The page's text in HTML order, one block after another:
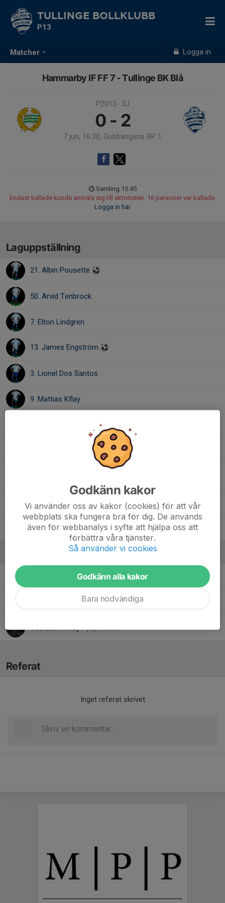
Matcher Logga in
TULLINGE BOLLKLUBB
P13
Hammarby IF FF 7 - Tullinge BK Blå
P2013- 3J
0 - 2
7 jun, 16:30, Gubbängens BP 1
Samling 15:45
Endast kallade kunde anmäla sig till aktiviteten. 16 personer var kallade.
Logga in här
Laguppställning
21. Albin Pousette
50. Arvid Tenbrock
7. Elton Lindgren
13. James Engström
3. Lionel Dos Santos
9. Mattias Kflay
5. Othmän Oubakkas
37. William Klameth
14. Ämin Oubakkas
Gustaf LindgrenTränare
Patrik EngströmTränare, Lagledare
Tesfalem KflayHjälptränare
Referat
Inget referat skrivet
Godkänn kakor
Vi använder oss av kakor (cookies) för att vår
webbplats ska fungera bra för dig. De används
även för webbanalys i syfte att hjälpa oss att
förbättra våra tjänster.
Så använder vi cookies
Godkänn alla kakor
Bara nödvändiga